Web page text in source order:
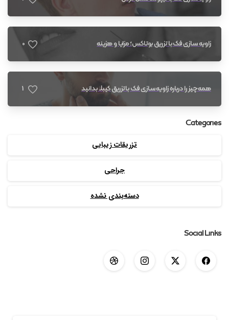
زاویه سازی فک با تزریق بوتاکس؛ مزایا و هزینه 0
همه چیز را درباره زاویه سازی فک با تزریق کیبلا بدانید 1
Categories
تزریقات زیبایی
جراحی
دسته‌بندی نشده
Social Links